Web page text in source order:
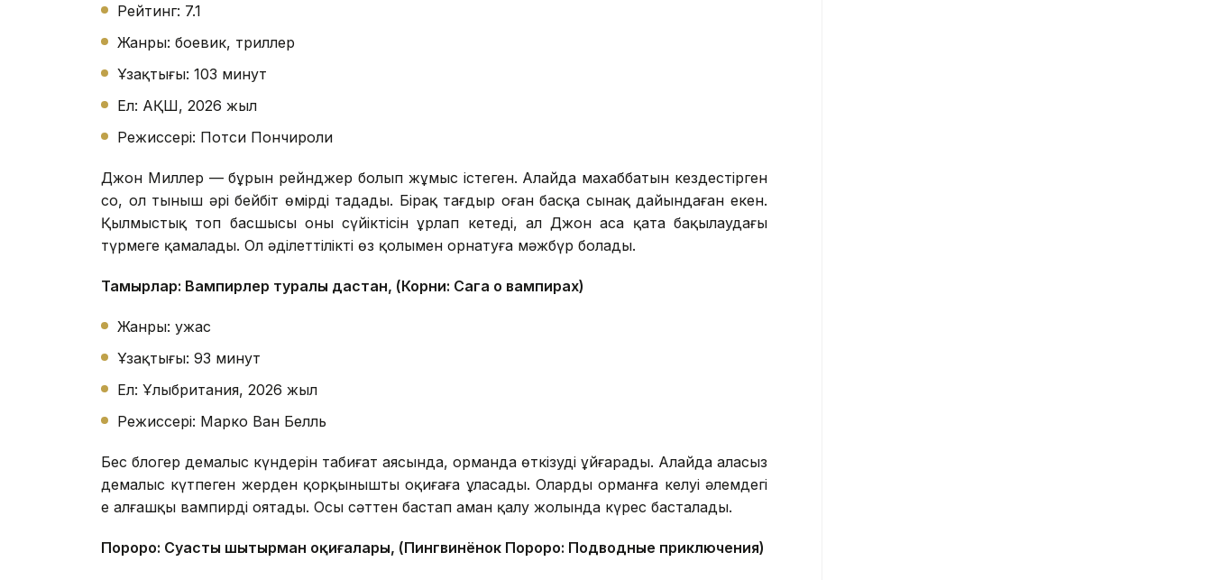
Рейтинг: 7.1
Жанры: боевик, триллер
Ұзақтығы: 103 минут
Ел: АҚШ, 2026 жыл
Режиссері: Потси Пончироли
Джон Миллер — бұрын рейнджер болып жұмыс істеген. Алайда махаббатын кездестірген
соң, ол тыныш әрі бейбіт өмірді таңдады. Бірақ тағдыр оған басқа сынақ дайындаған екен.
Қылмыстық топ басшысы оның сүйіктісін ұрлап кетеді, ал Джон аса қатаң бақылаудағы
түрмеге қамалады. Ол әділеттілікті өз қолымен орнатуға мәжбүр болады.
Тамырлар: Вампирлер туралы дастан, (Корни: Сага о вампирах)
Жанры: ужас
Ұзақтығы: 93 минут
Ел: Ұлыбритания, 2026 жыл
Режиссері: Марко Ван Белль
Бес блогер демалыс күндерін табиғат аясында, орманда өткізуді ұйғарады. Алайда алаңсыз
демалыс күтпеген жерден қорқынышты оқиғаға ұласады. Олардың орманға келуі әлемдегі
ең алғашқы вампирді оятады. Осы сәттен бастап аман қалу жолында күрес басталады.
Пороро: Суасты шытырман оқиғалары, (Пингвинёнок Пороро: Подводные приключения)